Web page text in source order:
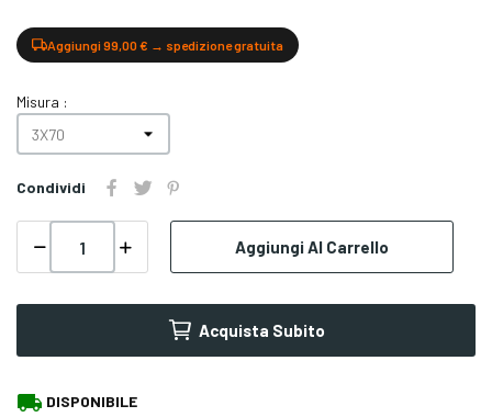
Aggiungi 99,00 € → spedizione gratuita
Misura :
Condividi
Aggiungi Al Carrello
Acquista Subito
local_shipping DISPONIBILE